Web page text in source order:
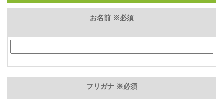
お名前 ※必須
フリガナ ※必須